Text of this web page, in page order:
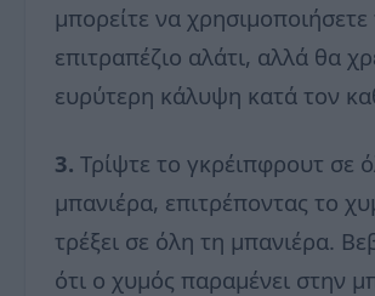
μπορείτε να χρησιμοποιήσετε
επιτραπέζιο αλάτι, αλλά θα
ευρύτερη κάλυψη κατά τον
3. Τρίψτε το γκρέιπφρουτ σε
μπανιέρα, επιτρέποντας το
τρέξει σε όλη τη μπανιέρα.
ότι ο χυμός παραμένει στην